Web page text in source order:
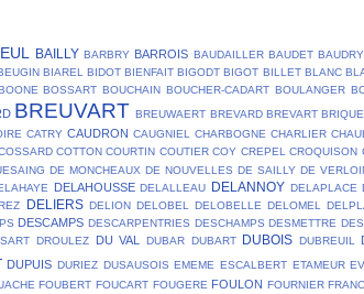
BAILLY BARBRY BARROIS BAUDAILLER BAUDET BAUDRY
BIAREL BIDOT BIENFAIT BIGODT BIGOT BILLET BLANC
BOSSART BOUCHAIN BOUCHER-CADART BOULANGER
BREUVART BREUWAERT BREVARD BREVART
CATRY CAUDRON CAUGNIEL CHARBOGNE CHARLIER
COTTON COURTIN COUTIER COY CREPEL CROQUISON
DE MONCHEAUX DE NOUVELLES DE SAILLY DE
DELAHOUSSE DELALLEAU DELANNOY DELAPLACE
DELIERS DELION DELOBEL DELOBELLE DELOMEL
DESCAMPS DESCARPENTRIES DESCHAMPS DESMETTRE
DROULEZ DU VAL DUBAR DUBART DUBOIS DUBREUIL
DUPUIS DURIEZ DUSAUSOIS EMEME ESCALBERT ETAMEUR
FOUBERT FOUCART FOUGERE FOULON FOURNIER